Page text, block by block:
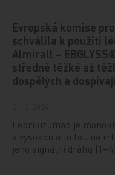
Evropská komise
schválila k použití
Almirall –
středně těžké až
dospělých a
Lebrikizumab je
s vysokou afinitou na
jeho signální dráhu [1–4].